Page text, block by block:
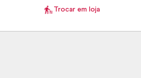
Trocar em loja